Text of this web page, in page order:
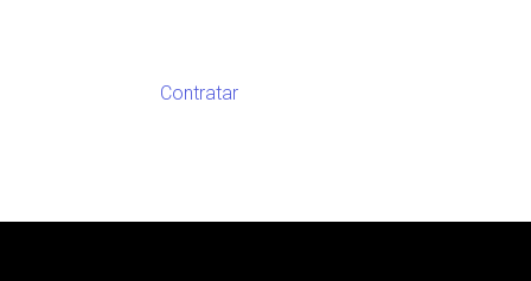
Contratar